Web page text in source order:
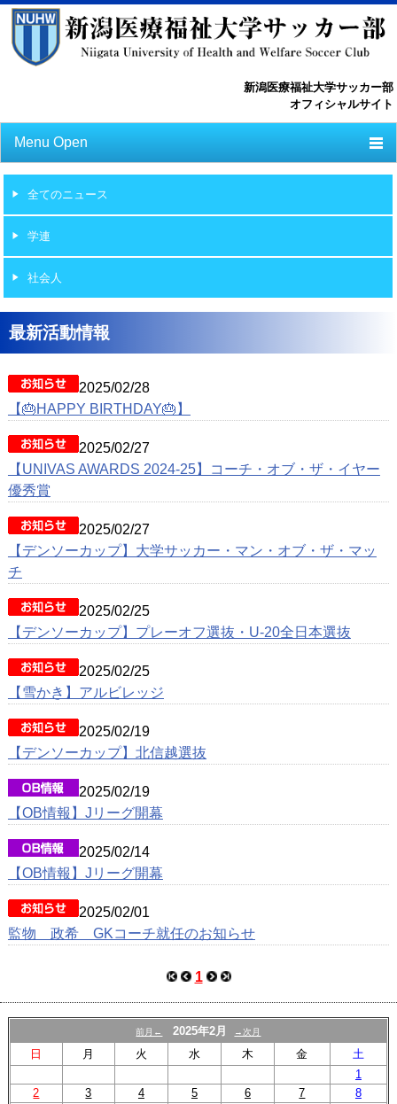
新潟医療福祉大学サッカー部
オフィシャルサイト
Menu Open
ニュース
スケジュール
OB紹介
全てのニュース
学連
社会人
最新活動情報
2025/02/28
【🎂HAPPY BIRTHDAY🎂】
2025/02/27
【UNIVAS AWARDS 2024-25】コーチ・オブ・ザ・イヤー
優秀賞
2025/02/27
【デンソーカップ】大学サッカー・マン・オブ・ザ・マッ
チ
2025/02/25
【デンソーカップ】プレーオフ選抜・U-20全日本選抜
2025/02/25
【雪かき】アルビレッジ
2025/02/19
【デンソーカップ】北信越選抜
2025/02/19
【OB情報】Jリーグ開幕
2025/02/14
【OB情報】Jリーグ開幕
2025/02/01
監物 政希 GKコーチ就任のお知らせ
1
前月← 2025年2月 →次月
日 月 火 水 木 金
土
1
2
3 4 5 6 7
8